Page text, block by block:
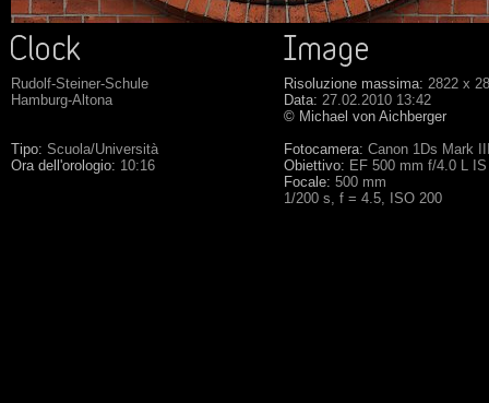
Rudolf-Steiner-Schule
Hamburg-Altona
Tipo: Scuola/Università
Ora dell'orologio: 10:16
Risoluzione massima: 2822 x
Data: 27.02.2010 13:42
© Michael von Aichberger
Fotocamera: Canon 1Ds Mark
Obiettivo: EF 500 mm f/4.0 L
Focale: 500 mm
1/200 s, f = 4.5, ISO 200